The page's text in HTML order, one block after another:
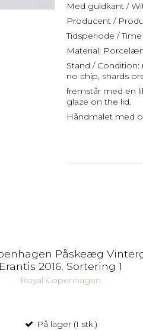
Med guldkant /
Producent /
Tidsperiode /
Material:
Stand /
no chip, shards
fremstår med en
glaze on the lid.
Håndmalet med
Påskeæg
Erantis 2016. Sortering 1
Royal Copenhagen
På lager (1 stk.)